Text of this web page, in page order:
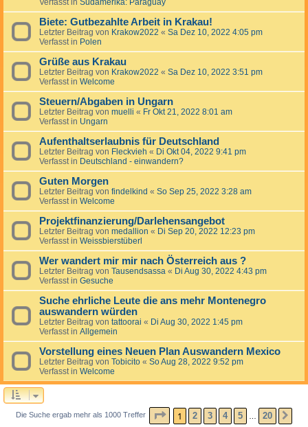
Verfasst in Südamerika: Paraguay
Biete: Gutbezahlte Arbeit in Krakau!
Letzter Beitrag von Krakow2022 « Sa Dez 10, 2022 4:05 pm
Verfasst in Polen
Grüße aus Krakau
Letzter Beitrag von Krakow2022 « Sa Dez 10, 2022 3:51 pm
Verfasst in Welcome
Steuern/Abgaben in Ungarn
Letzter Beitrag von muelli « Fr Okt 21, 2022 8:01 am
Verfasst in Ungarn
Aufenthaltserlaubnis für Deutschland
Letzter Beitrag von Fleckvieh « Di Okt 04, 2022 9:41 pm
Verfasst in Deutschland - einwandern?
Guten Morgen
Letzter Beitrag von findelkind « So Sep 25, 2022 3:28 am
Verfasst in Welcome
Projektfinanzierung/Darlehensangebot
Letzter Beitrag von medallion « Di Sep 20, 2022 12:23 pm
Verfasst in Weissbierstüberl
Wer wandert mir mir nach Österreich aus ?
Letzter Beitrag von Tausendsassa « Di Aug 30, 2022 4:43 pm
Verfasst in Gesuche
Suche ehrliche Leute die ans mehr Montenegro
auswandern würden
Letzter Beitrag von tattoorai « Di Aug 30, 2022 1:45 pm
Verfasst in Allgemein
Vorstellung eines Neuen Plan Auswandern Mexico
Letzter Beitrag von Tobicito « So Aug 28, 2022 9:52 pm
Verfasst in Welcome
Die Suche ergab mehr als 1000 Treffer SEITE1 VON20
1 2 3 4 5 20